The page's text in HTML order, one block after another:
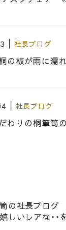
社長ブログ
板が雨に濡
社長ブログ
わりの桐箪笥
箪笥の人気の
の社長ブロ
しいレアな・・